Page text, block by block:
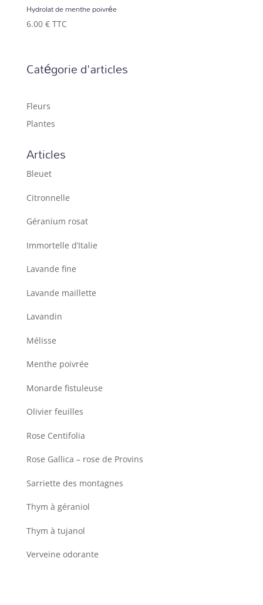
Hydrolat de menthe poivrée
6.00 € TTC
Catégorie d'articles
Fleurs
Plantes
Articles
Bleuet
Citronnelle
Géranium rosat
Immortelle d’Italie
Lavande fine
Lavande maillette
Lavandin
Mélisse
Menthe poivrée
Monarde fistuleuse
Olivier feuilles
Rose Centifolia
Rose Gallica – rose de Provins
Sarriette des montagnes
Thym à géraniol
Thym à tujanol
Verveine odorante